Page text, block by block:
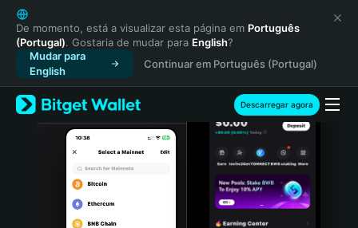
English
日本語
Tiếng Việt
Русский
Español (Latinoamérica)
Türkçe
Italiano
Português (Portugal)
De momento, está a visualizar esta página em Português
(Portugal). Gostaria de mudar para English?
Mudar para
English
Continuar em Português (Portugal)
Descarregar agora